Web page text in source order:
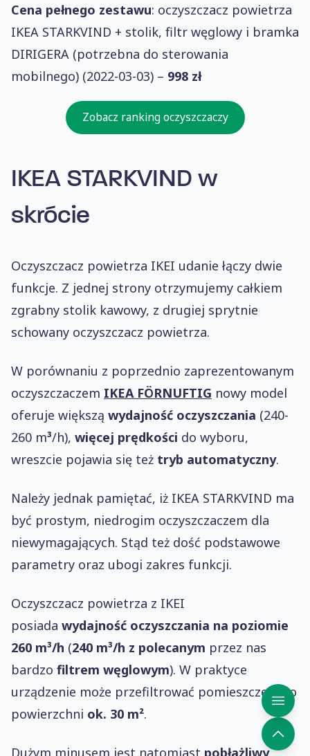
Cena pełnego zestawu: oczyszczacz powietrza
IKEA STARKVIND + stolik, filtr węglowy i bramka
DIRIGERA (potrzebna do sterowania
mobilnego) (2022-03-03) – 998 zł
Zobacz ranking oczyszczaczy
IKEA STARKVIND w
skrócie
Oczyszczacz powietrza IKEI udanie łączy dwie
funkcje. Z jednej strony otrzymujemy całkiem
zgrabny stolik kawowy, z drugiej sprytnie
schowany oczyszczacz powietrza.
W porównaniu z poprzednio zaprezentowanym
oczyszczaczem IKEA FÖRNUFTIG nowy model
oferuje większą wydajność oczyszczania (240-
260 m³/h), więcej prędkości do wyboru,
wreszcie pojawia się też tryb automatyczny.
Należy jednak pamiętać, iż IKEA STARKVIND ma
być prostym, niedrogim oczyszczaczem dla
niewymagających. Stąd też dość podstawowe
parametry oraz ubogi zakres funkcji.
Oczyszczacz powietrza z IKEI
posiada wydajność oczyszczania na poziomie
260 m³/h (240 m³/h z polecanym przez nas
bardzo filtrem węglowym). W praktyce
urządzenie może przefiltrować pomieszczenie o
powierzchni ok. 30 m².
Dużym minusem jest natomiast pobłażliwy